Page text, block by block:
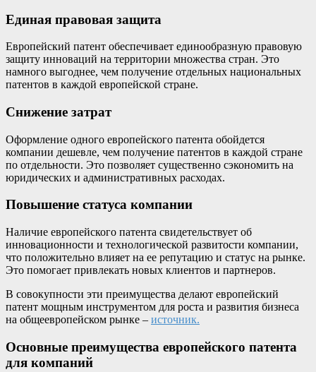
Единая правовая защита
Европейский патент обеспечивает единообразную правовую
защиту инноваций на территории множества стран. Это
намного выгоднее, чем получение отдельных национальных
патентов в каждой европейской стране.
Снижение затрат
Оформление одного европейского патента обойдется
компании дешевле, чем получение патентов в каждой стране
по отдельности. Это позволяет существенно сэкономить на
юридических и административных расходах.
Повышение статуса компании
Наличие европейского патента свидетельствует об
инновационности и технологической развитости компании,
что положительно влияет на ее репутацию и статус на рынке.
Это помогает привлекать новых клиентов и партнеров.
В совокупности эти преимущества делают европейский
патент мощным инструментом для роста и развития бизнеса
на общеевропейском рынке – источник.
Основные преимущества европейского патента
для компаний